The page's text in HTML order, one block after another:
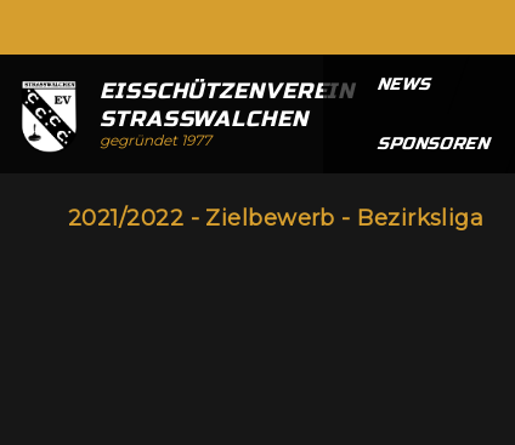
EISSCHÜTZENVEREIN
STRASSWALCHEN
gegründet 1977
NEWS
SPONSOREN
2021/2022 - Zielbewerb - Bezirksliga